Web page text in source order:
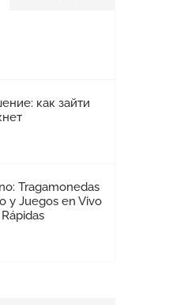
как зайти
Tragamonedas
y Juegos en Vivo